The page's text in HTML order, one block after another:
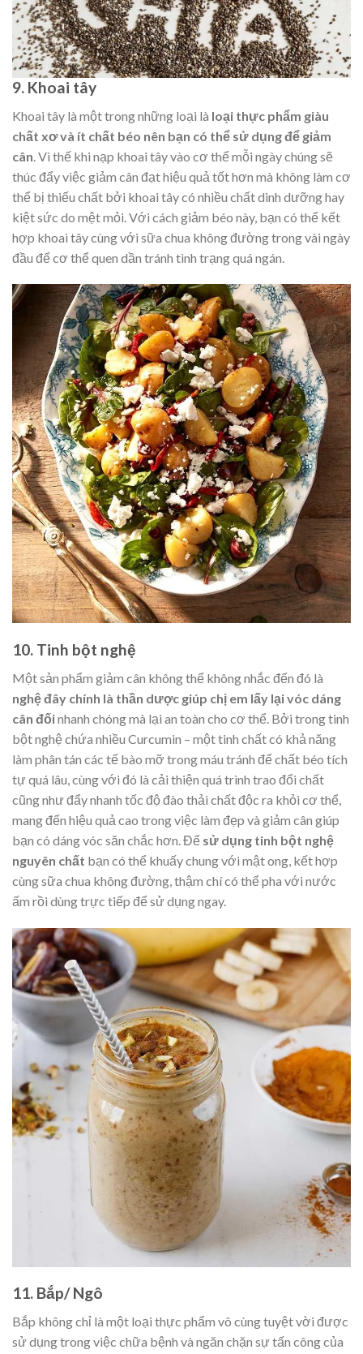
9. Khoai tây
Khoai tây là một trong những loại là loại thực phẩm giàu
chất xơ và ít chất béo nên bạn có thể sử dụng để giảm
cân . Vì thế khi nạp khoai tây vào cơ thể mỗi ngày chúng sẽ
thúc đẩy việc giảm cân đạt hiệu quả tốt hơn mà không làm cơ
thể bị thiếu chất bởi khoai tây có nhiều chất dinh dưỡng hay
kiệt sức do mệt mỏi. Với cách giảm béo này, bạn có thể kết
hợp khoai tây cùng với sữa chua không đường trong vài ngày
đầu để cơ thể quen dần tránh tình trạng quá ngán.
10. Tinh bột nghệ
Một sản phẩm giảm cân không thể không nhắc đến đó là
nghệ đây chính là thần dược giúp chị em lấy lại vóc dáng
cân đốinhanh chóng mà lại an toàn cho cơ thể. Bởi trong tinh
bột nghệ chứa nhiều Curcumin – một tinh chất có khả năng
làm phân tán các tế bào mỡ trong máu tránh để chất béo tích
tự quá lâu, cùng với đó là cải thiện quá trình trao đổi chất
cũng như đẩy nhanh tốc độ đào thải chất độc ra khỏi cơ thể,
mang đến hiệu quả cao trong việc làm đẹp và giảm cân giúp
bạn có dáng vóc săn chắc hơn. Để sử dụng tinh bột nghệ
nguyên chất bạn có thể khuấy chung với mật ong, kết hợp
cùng sữa chua không đường, thậm chí có thể pha với nước
ấm rồi dùng trực tiếp để sử dụng ngay.
11. Bắp/ Ngô
Bắp không chỉ là một loại thực phẩm vô cùng tuyệt vời được
sử dụng trong việc chữa bệnh và ngăn chặn sự tấn công của